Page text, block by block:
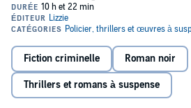
Plus machiavélique que jamais, une
©2010, 2011, 2025 Harlan Coben. Tous
la traduction française. Et, pour la
département de Place des éditeurs,
(P)2025 Lizzie, un département d'Univers
Fiction criminelle Roman noir
Thrillers et romans à suspense